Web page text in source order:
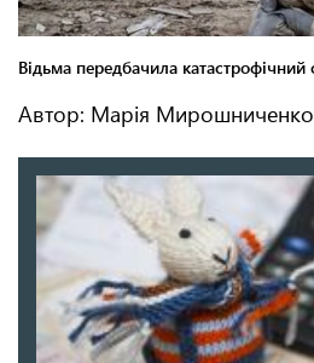
Автор: Марія Мирошниченко